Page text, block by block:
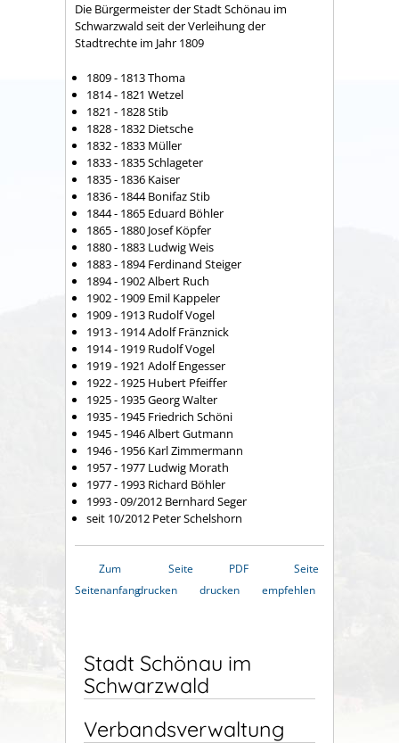
Die Bürgermeister der Stadt Schönau im
Schwarzwald seit der Verleihung der
Stadtrechte im Jahr 1809
1809 - 1813 Thoma
1814 - 1821 Wetzel
1821 - 1828 Stib
1828 - 1832 Dietsche
1832 - 1833 Müller
1833 - 1835 Schlageter
1835 - 1836 Kaiser
1836 - 1844 Bonifaz Stib
1844 - 1865 Eduard Böhler
1865 - 1880 Josef Köpfer
1880 - 1883 Ludwig Weis
1883 - 1894 Ferdinand Steiger
1894 - 1902 Albert Ruch
1902 - 1909 Emil Kappeler
1909 - 1913 Rudolf Vogel
1913 - 1914 Adolf Fränznick
1914 - 1919 Rudolf Vogel
1919 - 1921 Adolf Engesser
1922 - 1925 Hubert Pfeiffer
1925 - 1935 Georg Walter
1935 - 1945 Friedrich Schöni
1945 - 1946 Albert Gutmann
1946 - 1956 Karl Zimmermann
1957 - 1977 Ludwig Morath
1977 - 1993 Richard Böhler
1993 - 09/2012 Bernhard Seger
seit 10/2012 Peter Schelshorn
Zum
Seitenanfang
Seite
drucken
PDF
drucken
Seite
empfehlen
Stadt Schönau im
Schwarzwald
Verbandsverwaltung